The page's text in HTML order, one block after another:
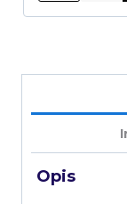
Opis